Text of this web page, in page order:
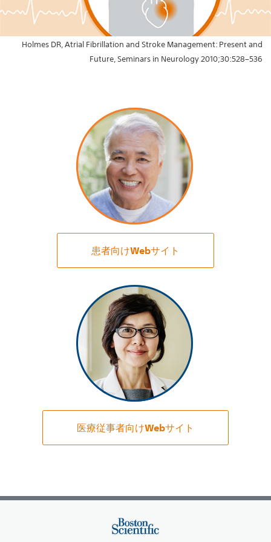
Holmes DR, Atrial Fibrillation and Stroke Management: Present and
Future, Seminars in Neurology 2010;30:528–536
患者向けWebサイト
医療従事者向けWebサイト